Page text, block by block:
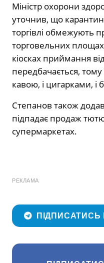
Міністр охорони
уточнив, що
торгівлі обмежують
торговельних
кіосках приймання
передбачається,
кавою, і цигарками, і
Степанов також
підпадає продаж
супермаркетах.
РЕКЛАМА
ПІДПИСАТИСЬ